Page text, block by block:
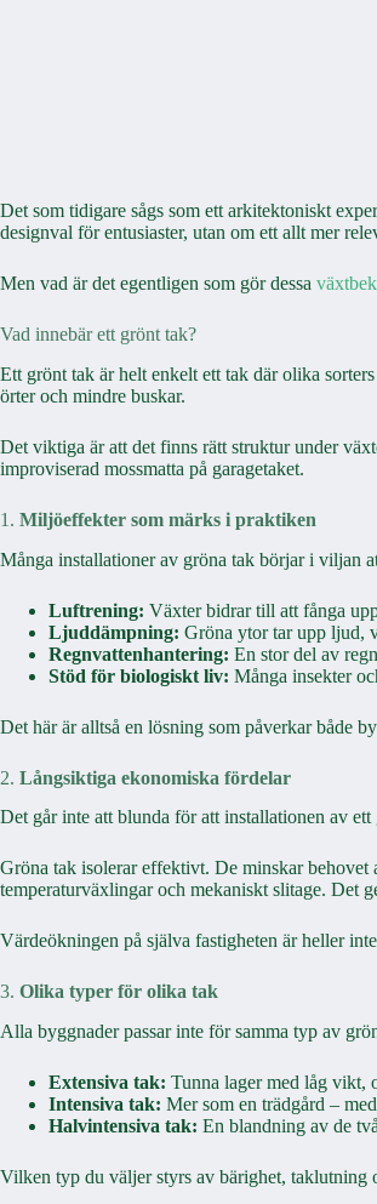
Det som tidigare sågs som ett arkitektoniskt
designval för entusiaster, utan om ett allt mer
Men vad är det egentligen som gör dessa
Vad innebär ett grönt tak?
Ett grönt tak är helt enkelt ett tak där olika
örter och mindre buskar.
Det viktiga är att det finns rätt struktur under
improviserad mossmatta på garagetaket.
1. Miljöeffekter som märks i praktiken
Många installationer av gröna tak börjar i viljan
Luftrening: Växter bidrar till att fånga
Ljuddämpning: Gröna ytor tar upp ljud,
Regnvattenhantering: En stor del av
Stöd för biologiskt liv: Många insekter
Det här är alltså en lösning som påverkar både
2. Långsiktiga ekonomiska fördelar
Det går inte att blunda för att installationen av
Gröna tak isolerar effektivt. De minskar behovet
temperaturväxlingar och mekaniskt slitage. Det
Värdeökningen på själva fastigheten är heller
3. Olika typer för olika tak
Alla byggnader passar inte för samma typ av
Extensiva tak: Tunna lager med låg vikt,
Intensiva tak: Mer som en trädgård –
Halvintensiva tak: En blandning av de
Vilken typ du väljer styrs av bärighet, taklutning